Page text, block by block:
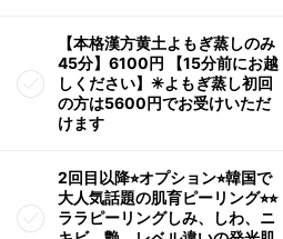
【本格漢方黄土よもぎ蒸しのみ
45分】6100円 【15分前にお越
しください】✳︎よもぎ蒸し初回
の方は5600円でお受けいただ
けます
2回目以降⭐︎オプション⭐︎韓国で
大人気話題の肌育ピーリング⭐︎⭐︎
ララピーリングしみ、しわ、ニ